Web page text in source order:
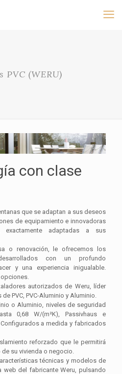
PVC (WERU)
con clase
que se adaptan a sus deseos
de equipamiento e innovadoras
exactamente adaptadas a sus
o renovación, le ofrecemos los
con un profundo
y una experiencia inigualable.
autorizados de Weru, líder
PVC, PVC-Aluminio y Aluminio.
o Aluminio, niveles de seguridad
0,68 W/(m²K), Passivhaus e
a medida y fabricados
reforzado que le permitirá
su vivienda o negocio.
técnicas y modelos de
web del fabricante Weru, pulsando